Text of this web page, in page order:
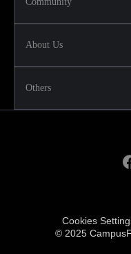
About Us
Others
Cookies
© 2025